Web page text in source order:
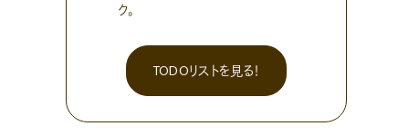
ク。
TODOリストを見る！